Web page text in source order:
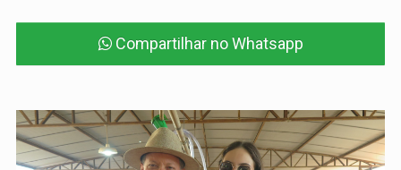
Compartilhar no Whatsapp